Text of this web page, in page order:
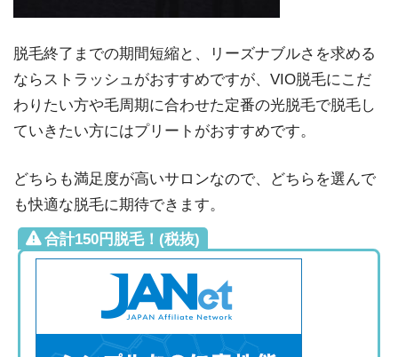
脱毛終了までの期間短縮と、リーズナブルさを求める
ならストラッシュがおすすめですが、VIO脱毛にこだ
わりたい方や毛周期に合わせた定番の光脱毛で脱毛し
ていきたい方にはプリートがおすすめです。
どちらも満足度が高いサロンなので、どちらを選んで
も快適な脱毛に期待できます。
合計150円脱毛！(税抜)